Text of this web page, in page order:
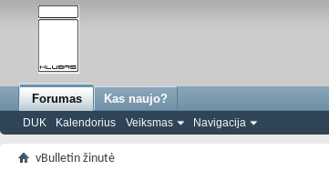
Forumas
DUK Kalendorius Veiksmas Navigacija
Kas naujo?
vBulletin žinutė